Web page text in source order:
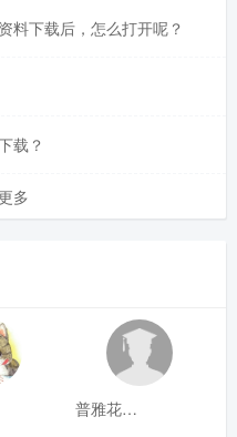
料下载后，怎么打开呢？
载？
多
普雅花qya